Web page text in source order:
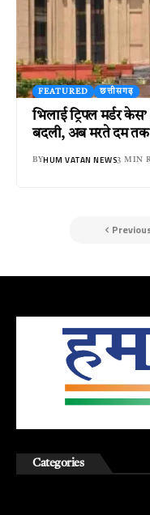
FEATURED छत्तीसगढ़
भिलाई ट्रिपल मर्डर
बदली, अब मरते दम तक
BYHUM VATAN NEWS3 MIN
Categories